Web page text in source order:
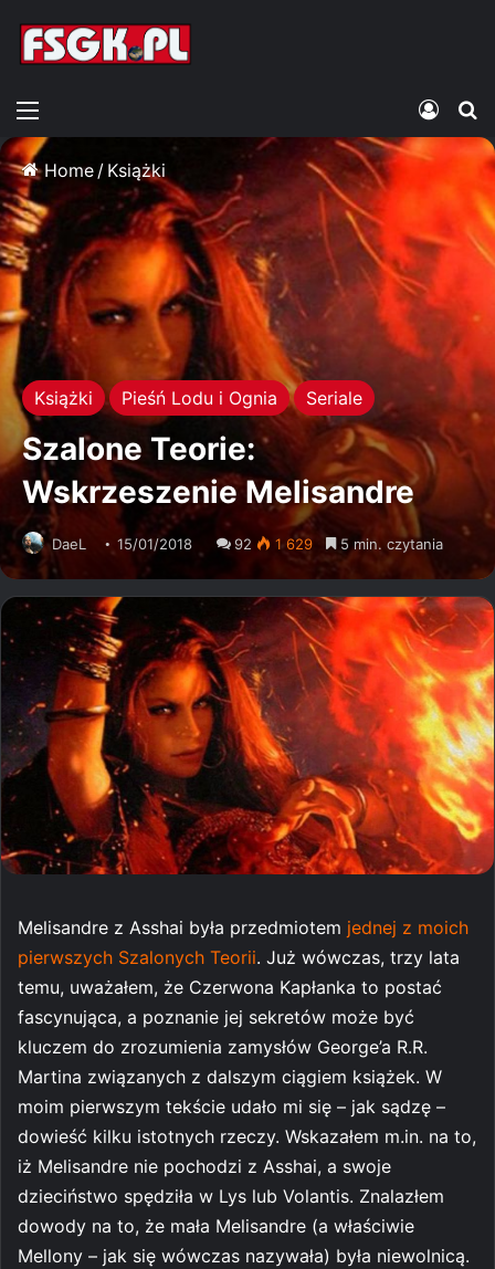
Home / Książki
Książki Pieśń Lodu i Ognia Seriale
Szalone Teorie:
Wskrzeszenie Melisandre
DaeL 15/01/2018 92 1 629 5 min. czytania
Melisandre z Asshai była przedmiotem jednej z moich
pierwszych Szalonych Teorii. Już wówczas, trzy lata
temu, uważałem, że Czerwona Kapłanka to postać
fascynująca, a poznanie jej sekretów może być
kluczem do zrozumienia zamysłów George’a R.R.
Martina związanych z dalszym ciągiem książek. W
moim pierwszym tekście udało mi się – jak sądzę –
dowieść kilku istotnych rzeczy. Wskazałem m.in. na to,
iż Melisandre nie pochodzi z Asshai, a swoje
dzieciństwo spędziła w Lys lub Volantis. Znalazłem
dowody na to, że mała Melisandre (a właściwie
Mellony – jak się wówczas nazywała) była niewolnicą.